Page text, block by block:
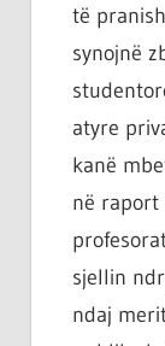
të
synojnë
atyre
kanë
në raport
sjellin
ndaj